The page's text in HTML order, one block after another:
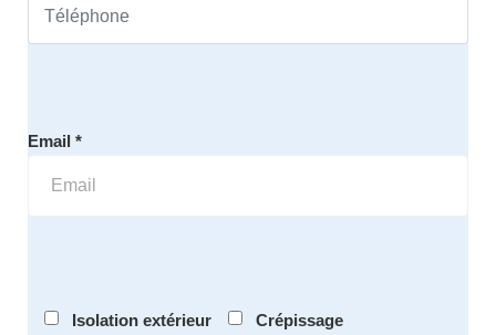
Email *
Isolation extérieur
Crépissage